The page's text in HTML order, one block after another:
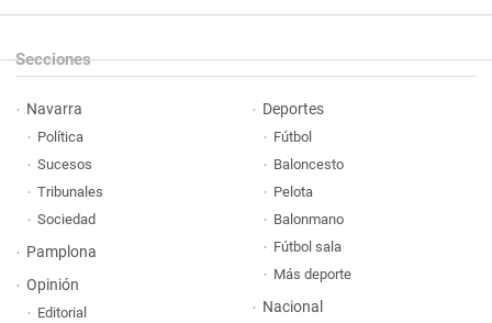
Secciones
Navarra
Política
Sucesos
Tribunales
Sociedad
Pamplona
Opinión
Editorial
Deportes
Fútbol
Baloncesto
Pelota
Balonmano
Fútbol sala
Más deporte
Nacional